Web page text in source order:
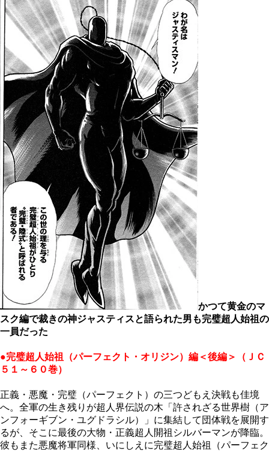
かつて黄金のマ
スク編で裁きの神ジャスティスと語られた男も完璧超人始祖の
一員だった
●完璧超人始祖（パーフェクト・オリジン）編＜後編＞（ＪＣ
５１～６０巻）
正義・悪魔・完璧（パーフェクト）の三つどもえ決戦も佳境
へ。全軍の生き残りが超人界伝説の木「許されざる世界樹（ア
ンフォーギブン・ユグドラシル）」に集結して団体戦を展開す
るが、そこに最後の大物・正義超人開祖シルバーマンが降臨。
彼もまた悪魔将軍同様、いにしえに完璧超人始祖（パーフェク